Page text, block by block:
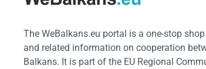
The WeBalkans.eu portal is a one-stop
and related information on cooperation
Balkans. It is part of the EU Regional